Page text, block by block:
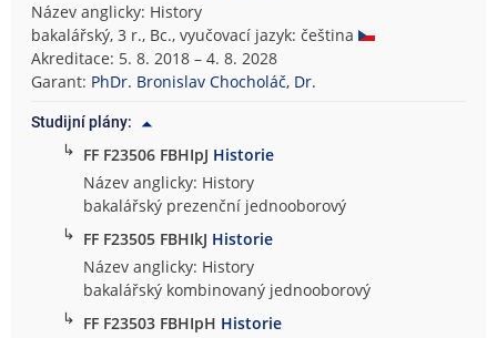
Název anglicky: History
bakalářský, 3 r., Bc., vyučovací jazyk: čeština
Akreditace: 5. 8. 2018 – 4. 8. 2028
Garant: PhDr. Bronislav Chocholáč, Dr.
Studijní plány:
↳ FF F23506 FBHIpJ Historie
Název anglicky: History
bakalářský prezenční jednooborový
↳ FF F23505 FBHIkJ Historie
Název anglicky: History
bakalářský kombinovaný jednooborový
↳ FF F23503 FBHIpH Historie